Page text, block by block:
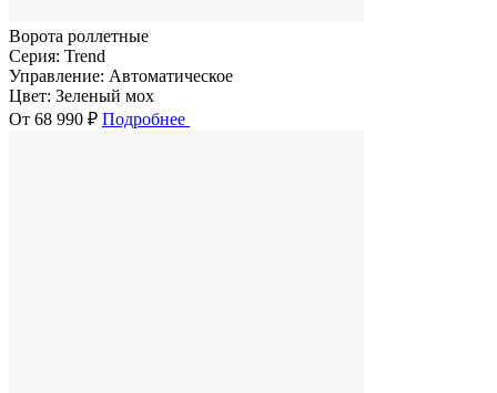
Ворота роллетные
Серия: Trend
Управление: Автоматическое
Цвет: Зеленый мох
От 68 990 ₽ Подробнее